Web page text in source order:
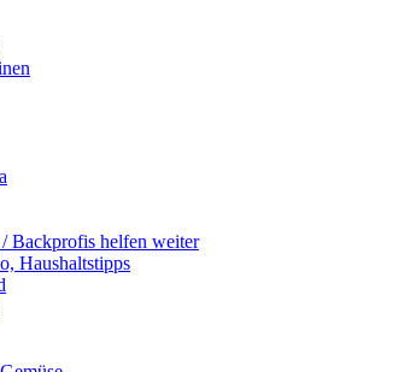
Backprofis helfen weiter
Haushaltstipps